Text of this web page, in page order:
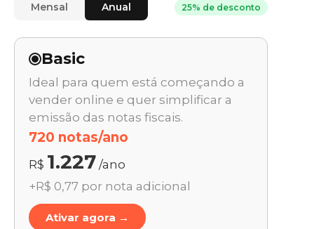
Mensal Anual 25% de desconto
Basic
Ideal para quem está começando a
vender online e quer simplificar a
emissão das notas fiscais.
720 notas/ano
R$ 1.227 /ano
+R$ 0,77 por nota adicional
Ativar agora →